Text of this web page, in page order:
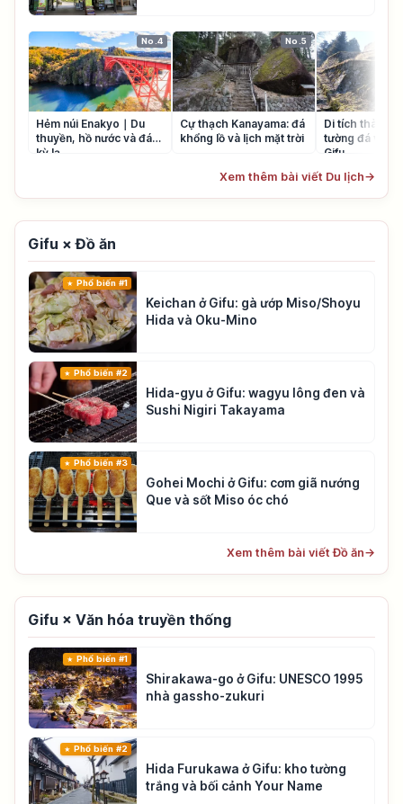
No.4
Hẻm núi Enakyo｜Du
thuyền, hồ nước và đá
kỳ lạ
No.5
Cự thạch Kanayama: đá
khổng lồ và lịch mặt trời
Di tích thành
tường đá và
Gifu
Xem thêm bài viết Du lịch→
Gifu × Đồ ăn
Phổ biến #1
Keichan ở Gifu: gà ướp Miso/Shoyu
Hida và Oku-Mino
Phổ biến #2
Hida-gyu ở Gifu: wagyu lông đen và
Sushi Nigiri Takayama
Phổ biến #3
Gohei Mochi ở Gifu: cơm giã nướng
Que và sốt Miso óc chó
Xem thêm bài viết Đồ ăn→
Gifu × Văn hóa truyền thống
Phổ biến #1
Shirakawa-go ở Gifu: UNESCO 1995
nhà gassho-zukuri
Phổ biến #2
Hida Furukawa ở Gifu: kho tường
trắng và bối cảnh Your Name